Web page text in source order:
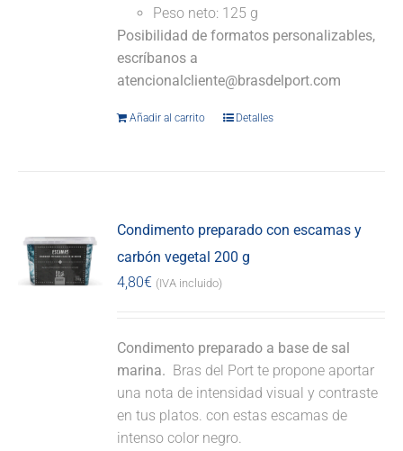
Peso neto: 125 g
Posibilidad de formatos personalizables,
escríbanos a
atencionalcliente@brasdelport.com
Añadir al carrito Detalles
Condimento preparado con escamas y
carbón vegetal 200 g
4,80€ (IVA incluido)
Condimento preparado a base de sal
marina. Bras del Port te propone aportar
una nota de intensidad visual y contraste
en tus platos. con estas escamas de
intenso color negro.